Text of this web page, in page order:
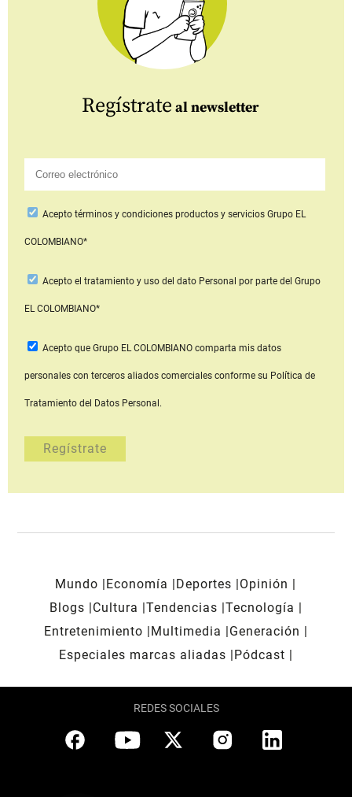
Regístrate al newsletter
Aceptotérminos y condiciones productos y serviciosGrupo EL
COLOMBIANO*
Acepto el tratamiento y uso del dato Personal por parte del Grupo
EL COLOMBIANO*
Acepto que Grupo EL COLOMBIANOcomparta mis datos
personales con terceros aliados comerciales conforme su Política de
Tratamiento del Datos Personal.
Mundo Economía Deportes
Opinión
Blogs
Cultura Tendencias Tecnología
Entretenimiento
Multimedia
Generación
Especiales marcas aliadas
Pódcast
REDES SOCIALES